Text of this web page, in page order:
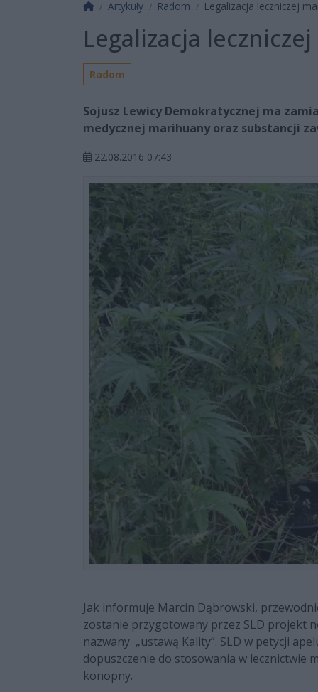
Strona główna
Artykuły Radom Legalizacja leczniczej
Legalizacja
Radom
Sojusz Lewicy Demokratycznej ma
medycznej marihuany oraz substancji
22.08.2016 07:43
Jak informuje Marcin Dąbrowski,
zostanie przygotowany przez SLD projekt
nazwany „ustawą Kality”. SLD w petycji
dopuszczenie do stosowania w lecznictwie
konopny.